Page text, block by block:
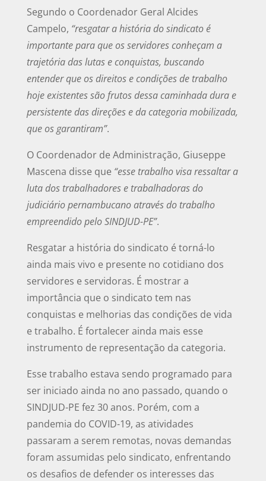
Segundo o Coordenador Geral Alcides
Campelo, “resgatar a história do sindicato é
importante para que os servidores conheçam a
trajetória das lutas e conquistas, buscando
entender que os direitos e condições de trabalho
hoje existentes são frutos dessa caminhada dura e
persistente das direções e da categoria mobilizada,
que os garantiram”.
O Coordenador de Administração, Giuseppe
Mascena disse que “esse trabalho visa ressaltar a
luta dos trabalhadores e trabalhadoras do
judiciário pernambucano através do trabalho
empreendido pelo SINDJUD-PE”.
Resgatar a história do sindicato é torná-lo
ainda mais vivo e presente no cotidiano dos
servidores e servidoras. É mostrar a
importância que o sindicato tem nas
conquistas e melhorias das condições de vida
e trabalho. É fortalecer ainda mais esse
instrumento de representação da categoria.
Esse trabalho estava sendo programado para
ser iniciado ainda no ano passado, quando o
SINDJUD-PE fez 30 anos. Porém, com a
pandemia do COVID-19, as atividades
passaram a serem remotas, novas demandas
foram assumidas pelo sindicato, enfrentando
os desafios de defender os interesses das